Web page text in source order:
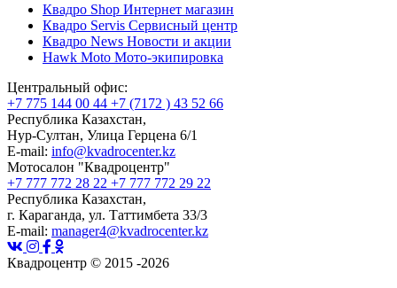
Квадро Shop Интернет магазин
Квадро Servis Сервисный центр
Квадро News Новости и акции
Hawk Moto Мото-экипировка
Центральный офис:
+7 775 144 00 44 +7 (7172 ) 43 52 66
Республика Казахстан,
Нур-Султан, Улица Герцена 6/1
E-mail: info@kvadrocenter.kz
Мотосалон "Квадроцентр"
+7 777 772 28 22 +7 777 772 29 22
Республика Казахстан,
г. Караганда, ул. Таттимбета 33/3
E-mail: manager4@kvadrocenter.kz
Квадроцентр © 2015 -2026